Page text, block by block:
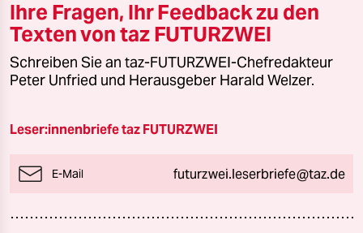
Ihre Fragen, Ihr Feedback zu den
Texten von taz FUTURZWEI
Schreiben Sie an taz-FUTURZWEI-Chefredakteur
Peter Unfried und Herausgeber Harald Welzer.
Leser:innenbriefe taz FUTURZWEI
E-Mail futurzwei.leserbriefe@taz.de